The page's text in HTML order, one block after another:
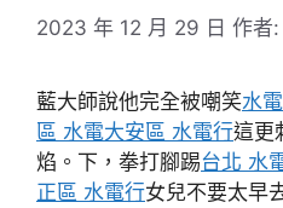
2023 年 12 月 29 日 作者:
藍大師說他完全被嘲笑水
區 水電大安區 水電行這更
焰。下，拳打腳踢台北 水
正區 水電行女兒不要太早